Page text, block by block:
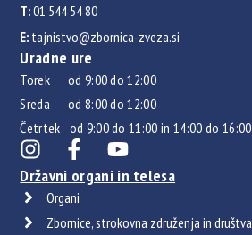
T:01 544 54 80
E: tajnistvo@zbornica-zveza.si
Uradne ure
Torek od 9:00 do 12:00
Sreda od 8:00 do 12:00
Četrtek od 9:00 do 11:00 in 14:00 do 16:00
Državni organi in telesa
Organi
Zbornice, strokovna združenja in društva